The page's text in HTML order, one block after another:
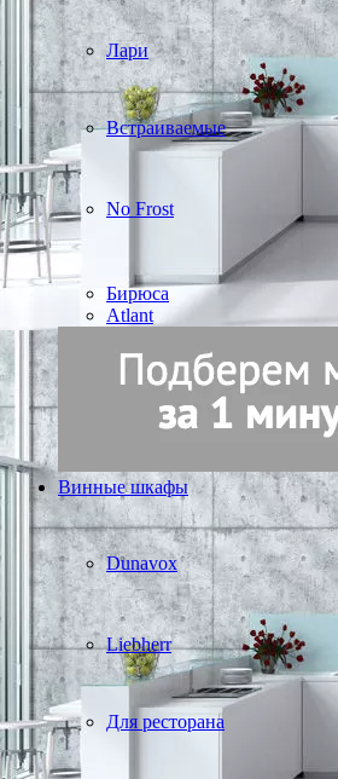
Лари
Встраиваемые
No Frost
Бирюса
Atlant
Винные шкафы
Dunavox
Liebherr
Для ресторана